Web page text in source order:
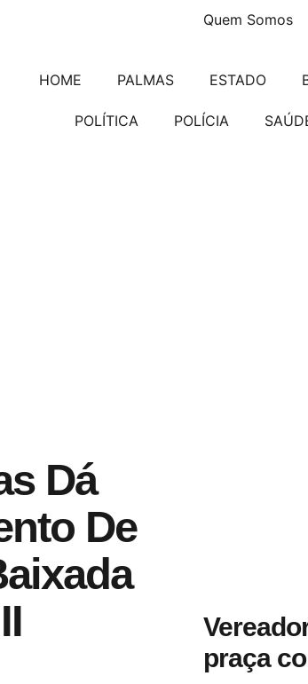
Quem Somos
HOME PALMAS ESTADO
POLÍTICA POLÍCIA
Dá
De
praça